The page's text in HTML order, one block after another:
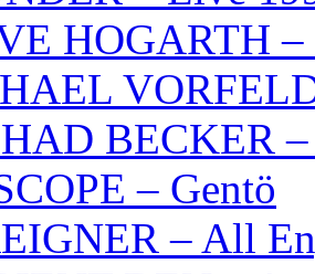
HOGARTH –
BECKER
– Gentö
– All